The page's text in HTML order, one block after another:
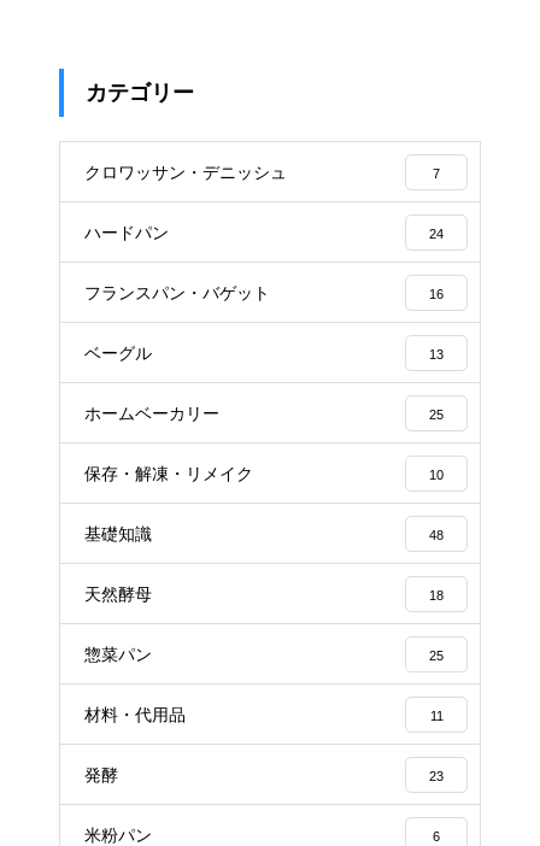
カテゴリー
クロワッサン・デニッシュ 7
ハードパン 24
フランスパン・バゲット 16
ベーグル 13
ホームベーカリー 25
保存・解凍・リメイク 10
基礎知識 48
天然酵母 18
惣菜パン 25
材料・代用品 11
発酵 23
米粉パン 6